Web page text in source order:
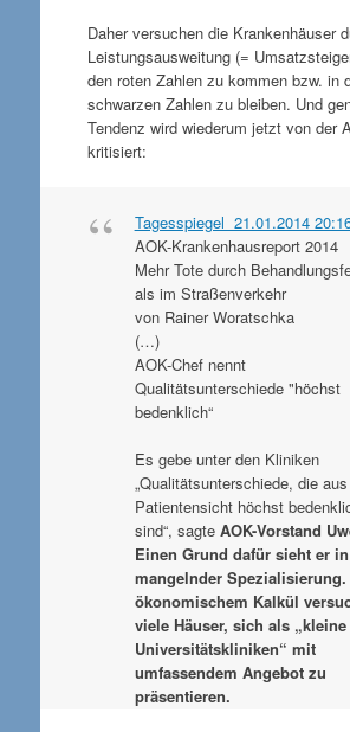
Daher versuchen die Krankenhäuser
Leistungsausweitung (=
den roten Zahlen zu kommen bzw. in
schwarzen Zahlen zu bleiben. Und
Tendenz wird wiederum jetzt von der
kritisiert:
Tagesspiegel 21.01.2014
AOK-Krankenhausreport 2014
Mehr Tote durch
als im Straßenverkehr
von Rainer Woratschka
(…)
AOK-Chef nennt
Qualitätsunterschiede "höchst
bedenklich“
Es gebe unter den Kliniken
„Qualitätsunterschiede, die aus
Patientensicht höchst
sind“, sagte AOK-Vorstand
Einen Grund dafür sieht er in
mangelnder Spezialisierung.
ökonomischem Kalkül
viele Häuser, sich als „kleine
Universitätskliniken“ mit
umfassendem Angebot zu
präsentieren.